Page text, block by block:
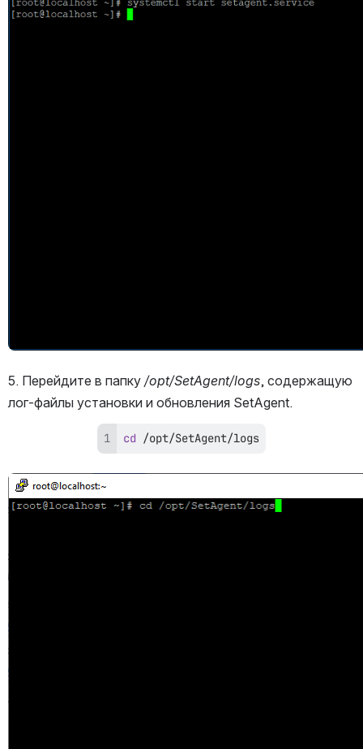
5. Перейдите в папку /opt/SetAgent/logs, содержащую
лог-файлы установки и обновления SetAgent.
cd /opt/SetAgent/logs
Открыть файл «»